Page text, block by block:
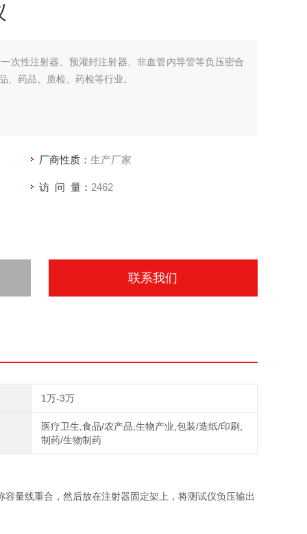
次性注射器、预灌封注射器、非血管内导管等负压密合
、药品、质检、药检等行业。
厂商性质：生产厂家
访 问 量： 2462
联系我们
1万-3万
医疗卫生,食品/农产品,生物产业,包装/造纸/印刷,
制药/生物制药
量线重合，然后放在注射器固定架上，将测试仪负压输出